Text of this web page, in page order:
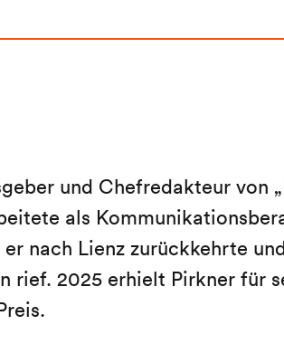
und Chefredakteur von
als
nach Lienz zurückkehrte
rief. 2025 erhielt Pirkner für